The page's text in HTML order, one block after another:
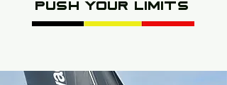
push your limits